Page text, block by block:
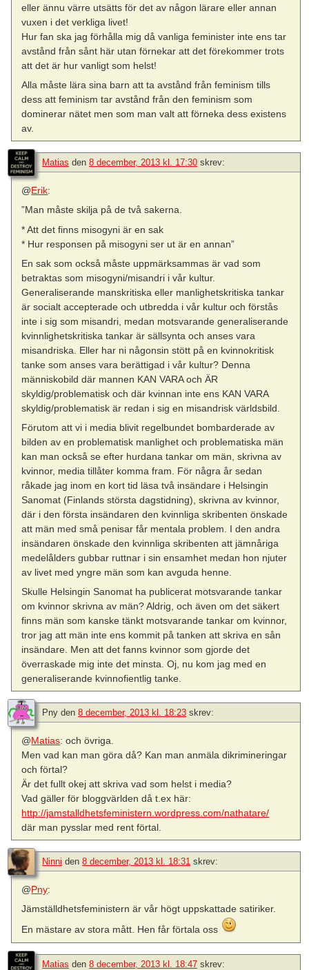
eller ännu värre utsätts för det av någon lärare eller annan
vuxen i det verkliga livet!
Hur fan ska jag förhålla mig då vanliga feminister inte ens tar
avstånd från sånt här utan förnekar att det förekommer trots
att det är hur vanligt som helst!
Alla måste lära sina barn att ta avstånd från feminism tills
dess att feminism tar avstånd från den feminism som
dominerar nätet men som man valt att förneka dess existens
av.
Matias den 8 december, 2013 kl. 17:30 skrev:
@Erik:
”Man måste skilja på de två sakerna.
* Att det finns misogyni är en sak
* Hur responsen på misogyni ser ut är en annan”
En sak som också måste uppmärksammas är vad som
betraktas som misogyni/misandri i vår kultur.
Generaliserande manskritiska eller manlighetskritiska tankar
är socialt accepterade och utbredda i vår kultur och förstås
inte i sig som misandri, medan motsvarande generaliserande
kvinnlighetskritiska tankar är sällsynta och anses vara
misandriska. Eller har ni någonsin stött på en kvinnokritisk
tanke som anses vara berättigad i vår kultur? Denna
människobild där mannen KAN VARA och ÄR
skyldig/problematisk och där kvinnan inte ens KAN VARA
skyldig/problematisk är redan i sig en misandrisk världsbild.
Förutom att vi i media blivit regelbundet bombarderade av
bilden av en problematisk manlighet och problematiska män
kan man också se efter hurdana tankar om män, skrivna av
kvinnor, media tillåter komma fram. För några år sedan
råkade jag inom en kort tid läsa två insändare i Helsingin
Sanomat (Finlands största dagstidning), skrivna av kvinnor,
där i den första insändaren den kvinnliga skribenten önskade
att män med små penisar får mentala problem. I den andra
insändaren önskade den kvinnliga skribenten att jämnåriga
medelålders gubbar ruttnar i sin ensamhet medan hon njuter
av livet med yngre män som kan avguda henne.
Skulle Helsingin Sanomat ha publicerat motsvarande tankar
om kvinnor skrivna av män? Aldrig, och även om det säkert
finns män som kanske tänkt motsvarande tankar om kvinnor,
tror jag att män inte ens kommit på tanken att skriva en sån
insändare. Men att det fanns kvinnor som gjorde det
överraskade mig inte det minsta. Oj, nu kom jag med en
generaliserande kvinnofientlig tanke.
Pny den 8 december, 2013 kl. 18:23 skrev:
@Matias: och övriga.
Men vad kan man göra då? Kan man anmäla dikrimineringar
och förtal?
Är det fullt okej att skriva vad som helst i media?
Vad gäller för bloggvärlden då t.ex här:
http://jamstalldhetsfeministern.wordpress.com/nathatare/
där man pysslar med rent förtal.
Ninni den 8 december, 2013 kl. 18:31 skrev:
@Pny:
Jämställdhetsfeministern är vår högt uppskattade satiriker.
En mästare av stora mått. Hen får förtala oss
Matias den 8 december, 2013 kl. 18:47 skrev: